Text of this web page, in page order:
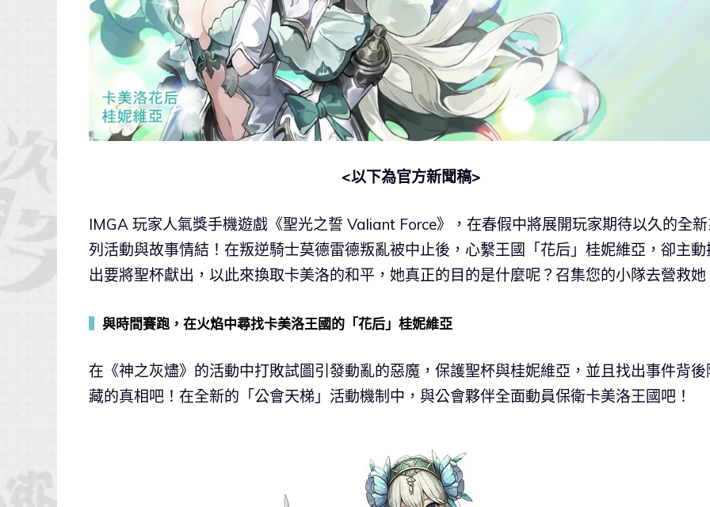
<以下為官方新聞稿>
IMGA 玩家人氣獎手機遊戲《聖光之誓 Valiant Force》，在春假中將展開玩家期待以久的全
列活動與故事情結！在叛逆騎士莫德雷德叛亂被中止後，心繫王國「花后」桂妮維亞，卻主動
出要將聖杯獻出，以此來換取卡美洛的和平，她真正的目的是什麼呢？召集您的小隊去營救她
與時間賽跑，在火焰中尋找卡美洛王國的「花后」桂妮維亞
在《神之灰燼》的活動中打敗試圖引發動亂的惡魔，保護聖杯與桂妮維亞，並且找出事件背後
藏的真相吧！在全新的「公會天梯」活動機制中，與公會夥伴全面動員保衛卡美洛王國吧！